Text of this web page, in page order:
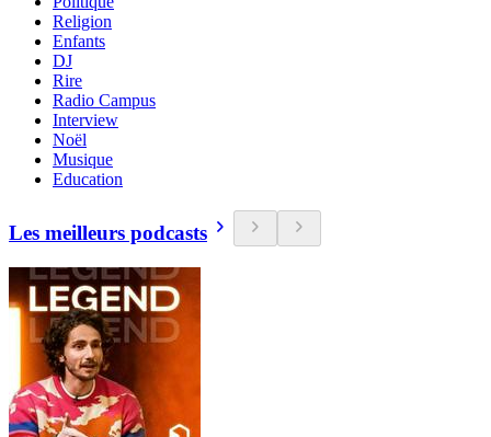
Religion
Enfants
DJ
Rire
Radio Campus
Interview
Noël
Musique
Education
Les meilleurs podcasts